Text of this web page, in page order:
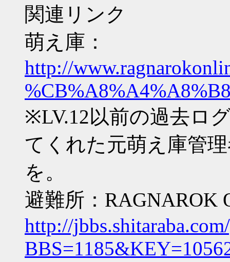
関連リンク
萌え庫：
http://
※LV.12以前の過去ロ
てくれた元萌え庫管
を。
避難所：RAGNAROK
http://